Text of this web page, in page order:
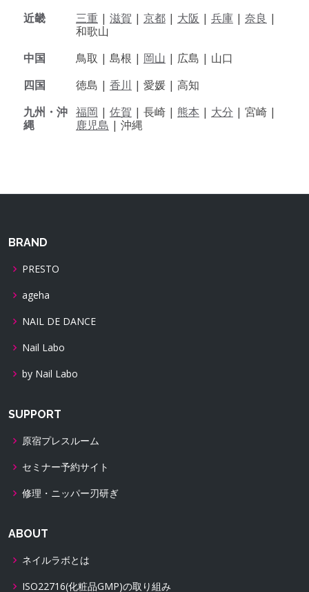
近畿
三重 | 滋賀 | 京都 | 大阪 | 兵庫 | 奈良 |
和歌山
中国
鳥取 | 島根 | 岡山 | 広島 | 山口
四国
徳島 | 香川 | 愛媛 | 高知
九州・沖
縄
福岡 | 佐賀 | 長崎 | 熊本 | 大分 | 宮崎 |
鹿児島 | 沖縄
BRAND
PRESTO
ageha
NAIL DE DANCE
Nail Labo
by Nail Labo
SUPPORT
原宿プレスルーム
セミナー予約サイト
修理・ニッパー刃研ぎ
ABOUT
ネイルラボとは
ISO22716(化粧品GMP)の取り組み